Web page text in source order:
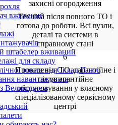
вживаний
штабелер вживаний
для складу
рокли від Склад Плюс
навантажувача
Великоднем
захисні огородження
Техніка після повного ТО і
готова до роботи. Всі вузли,
деталі та системи в
справному стані
6
Проведення ТО, гарантійне і
післягарантійне
обслуговування у власному
спеціалізованому сервісному
центрі